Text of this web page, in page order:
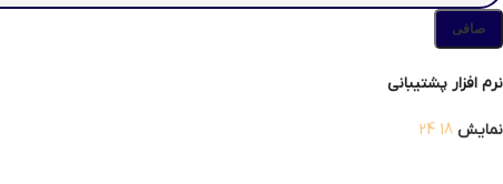
صافی
نرم افزار پشتیبانی
نمایش 18
24